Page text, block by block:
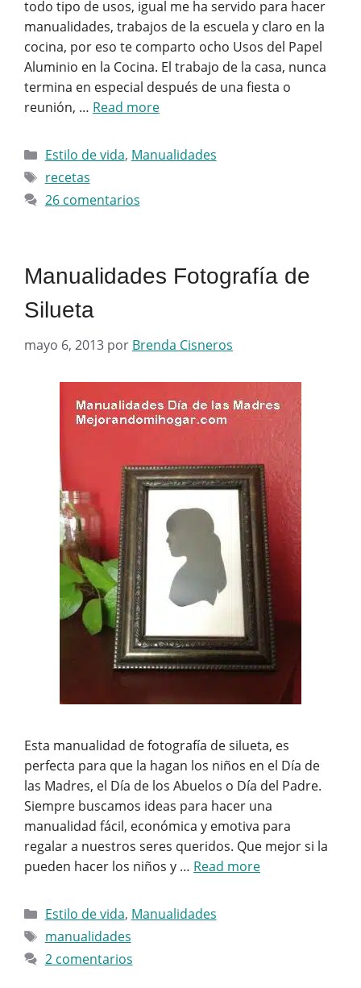
todo tipo de usos, igual me ha servido para hacer
manualidades, trabajos de la escuela y claro en la
cocina, por eso te comparto ocho Usos del Papel
Aluminio en la Cocina. El trabajo de la casa, nunca
termina en especial después de una fiesta o
reunión, … Read more
Categorías
Estilo de vida, Manualidades
Etiquetas
recetas
26 comentarios
Manualidades Fotografía de
Silueta
mayo 6, 2013 por Brenda Cisneros
Esta manualidad de fotografía de silueta, es
perfecta para que la hagan los niños en el Día de
las Madres, el Día de los Abuelos o Día del Padre.
Siempre buscamos ideas para hacer una
manualidad fácil, económica y emotiva para
regalar a nuestros seres queridos. Que mejor si la
pueden hacer los niños y … Read more
Categorías
Estilo de vida, Manualidades
Etiquetas
manualidades
2 comentarios